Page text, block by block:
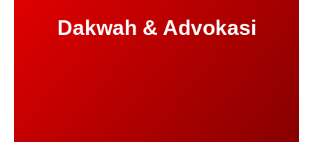
Dakwah & Advokasi​